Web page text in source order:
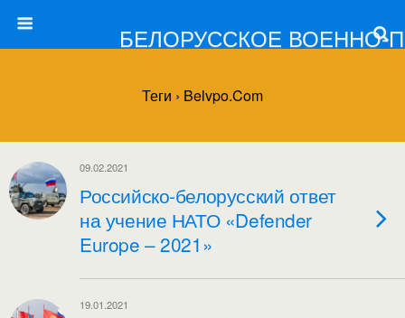
БЕЛОРУССКОЕ ВОЕННО-
Теги › Belvpo.com
09.02.2021
Российско-белорусский ответ
на учение НАТО «Defender
Europe – 2021»
19.01.2021